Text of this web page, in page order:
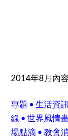
2014年8月內容
專題 •生活資
線 •世界風情
場點滴 •教會